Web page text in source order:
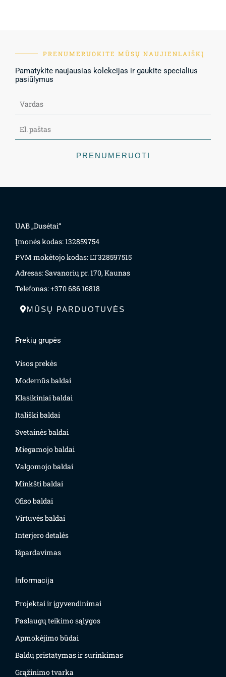
PRENUMERUOKITE MŪSŲ NAUJIENLAIŠKĮ
Pamatykite naujausias kolekcijas ir gaukite specialius
pasiūlymus
PRENUMERUOTI
UAB „Dusėtai“
Įmonės kodas: 132859754
PVM mokėtojo kodas: LT328597515
Adresas: Savanorių pr. 170, Kaunas
Telefonas: +370 686 16818
MŪSŲ PARDUOTUVĖS
Prekių grupės
Visos prekės
Modernūs baldai
Klasikiniai baldai
Itališki baldai
Svetainės baldai
Miegamojo baldai
Valgomojo baldai
Minkšti baldai
Ofiso baldai
Virtuvės baldai
Interjero detalės
Išpardavimas
Informacija
Projektai ir įgyvendinimai
Paslaugų teikimo sąlygos
Apmokėjimo būdai
Baldų pristatymas ir surinkimas
Grąžinimo tvarka